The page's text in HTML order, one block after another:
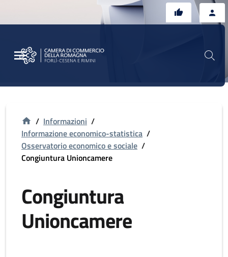
/ Informazioni /
Informazione economico-statistica /
Osservatorio economico e sociale /
Congiuntura Unioncamere
Congiuntura
Unioncamere